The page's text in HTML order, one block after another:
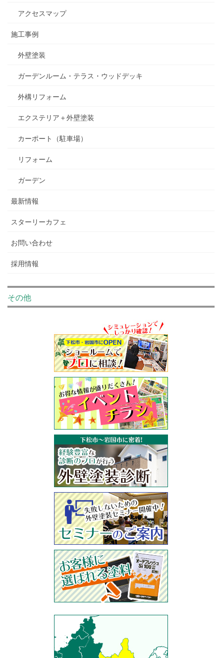
アクセスマップ
施工事例
外壁塗装
ガーデンルーム・テラス・ウッドデッキ
外構リフォーム
エクステリア＋外壁塗装
カーポート（駐車場）
リフォーム
ガーデン
最新情報
スターリーカフェ
お問い合わせ
採用情報
その他